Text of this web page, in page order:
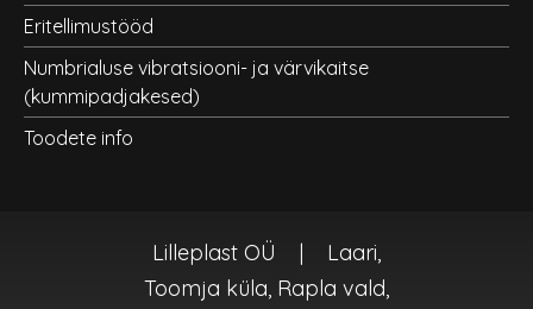
Eritellimustööd
Numbrialuse vibratsiooni- ja värvikaitse
(kummipadjakesed)
Toodete info
Lilleplast OÜ |
Laari,
Toomja küla, Rapla vald,